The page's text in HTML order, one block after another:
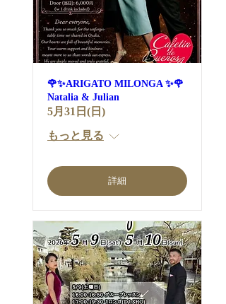
🌹✨ARIGATO MILONGA ✨🌹
Natalia & Julian
5月31日(日)
もっと見る
詳細